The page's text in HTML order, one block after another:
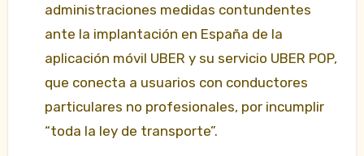
administraciones medidas contundentes
ante la implantación en España de la
aplicación móvil UBER y su servicio UBER POP,
que conecta a usuarios con conductores
particulares no profesionales, por incumplir
“toda la ley de transporte”.